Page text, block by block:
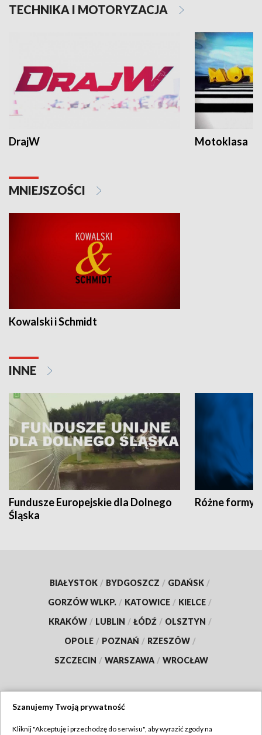
TECHNIKA I MOTORYZACJA
DrajW Motoklasa
MNIEJSZOŚCI
Kowalski i Schmidt
INNE
Fundusze Europejskie dla Dolnego
Śląska
Różne formy
BIAŁYSTOK / BYDGOSZCZ / GDAŃSK /
GORZÓW WLKP. / KATOWICE / KIELCE /
KRAKÓW / LUBLIN / ŁÓDŹ / OLSZTYN /
OPOLE / POZNAŃ / RZESZÓW /
SZCZECIN / WARSZAWA / WROCŁAW
Szanujemy Twoją prywatność
Kliknij "Akceptuję i przechodzę do serwisu", aby wyrazić zgody na